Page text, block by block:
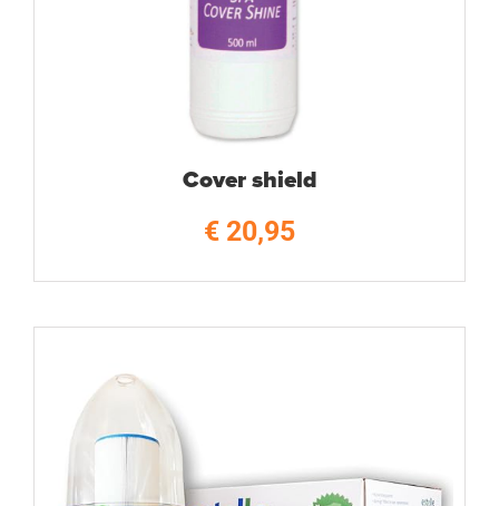
Cover shield
€ 20,95